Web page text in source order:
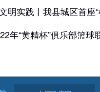
明实践丨我县城区首座
年“黄精杯”俱乐部篮球